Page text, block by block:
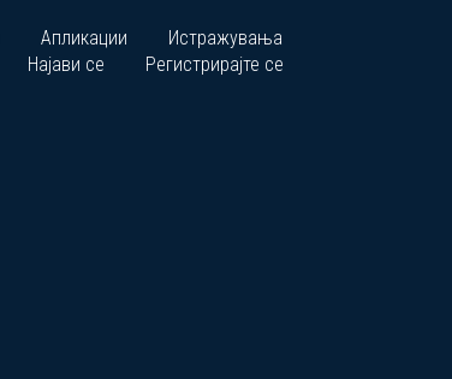
Апликации
Истражувања
Најави се Регистрирајте се